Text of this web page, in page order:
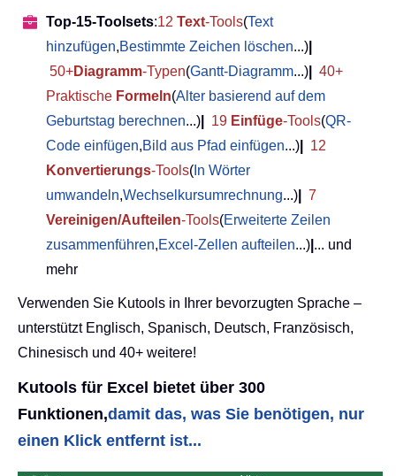
Top-15-Toolsets:12 Text-Tools(Text
hinzufügen,Bestimmte Zeichen löschen...)
50+Diagramm-Typen(Gantt-Diagramm...)
40+
Praktische Formeln(Alter basierend auf dem
Geburtstag berechnen...) 19 Einfüge-Tools(QR-
Code einfügen,Bild aus Pfad einfügen...)
12
Konvertierungs-Tools( In Wörter
umwandeln,Wechselkursumrechnung...)
7
Vereinigen/Aufteilen-Tools(Erweiterte Zeilen
zusammenführen,Excel-Zellen aufteilen...) ... und
mehr
Verwenden Sie Kutools in Ihrer bevorzugten Sprache –
unterstützt Englisch, Spanisch, Deutsch, Französisch,
Chinesisch und 40+ weitere!
Kutools für Excel bietet über 300
Funktionen,damit das, was Sie benötigen, nur
einen Klick entfernt ist...